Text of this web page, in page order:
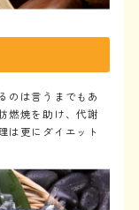
のは言うまでもあ
燃焼を助け、代謝
は更にダイエット